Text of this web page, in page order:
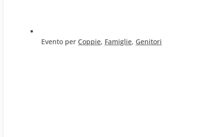
Evento per Coppie, Famiglie, Genitori